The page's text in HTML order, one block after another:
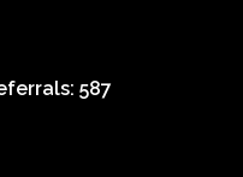
587